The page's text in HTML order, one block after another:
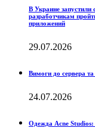
В Украине
разработчикам
приложений
29.07.2026
Вимоги до сервера
24.07.2026
Одежда Acne